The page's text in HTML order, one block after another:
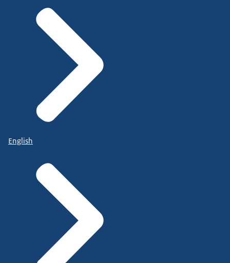
English